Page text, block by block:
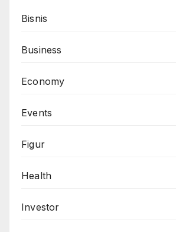
Bisnis
Business
Economy
Events
Figur
Health
Investor